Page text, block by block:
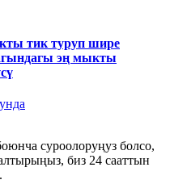
тик туруп шире
эң мыкты
суроолоруңуз болсо,
биз 24 сааттын